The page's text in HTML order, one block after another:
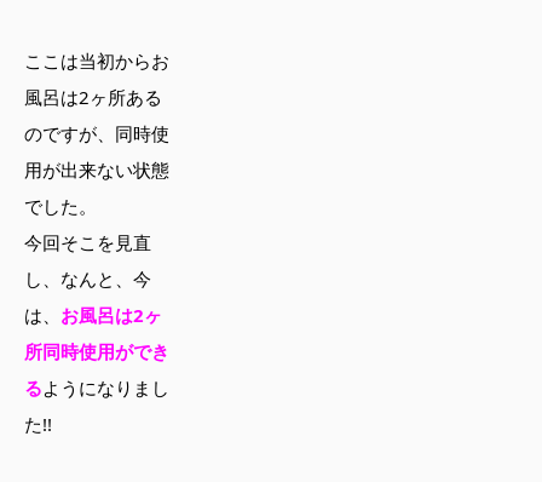
ここは当初からお
風呂は2ヶ所ある
のですが、同時使
用が出来ない状態
でした。
今回そこを見直
し、なんと、今
は、 お風呂は2ヶ
所同時使用ができ
るようになりまし
た!!